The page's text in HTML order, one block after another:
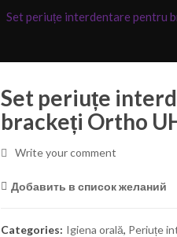
Set periuțe interdentare pentru
Set periuțe
brackeți Ortho
Write your comment
Добавить в список желаний
Categories: Igiena orală, Periuțe